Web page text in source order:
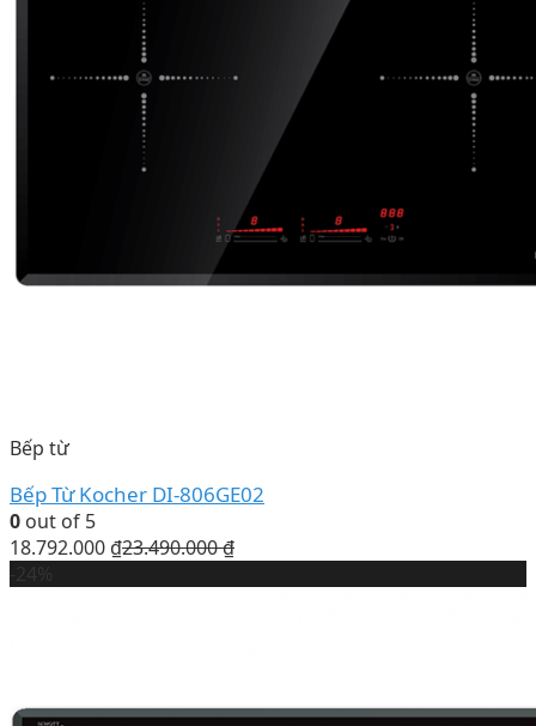
Bếp từ
Bếp Từ Kocher DI-806GE02
0 out of 5
18.792.000 ₫23.490.000₫